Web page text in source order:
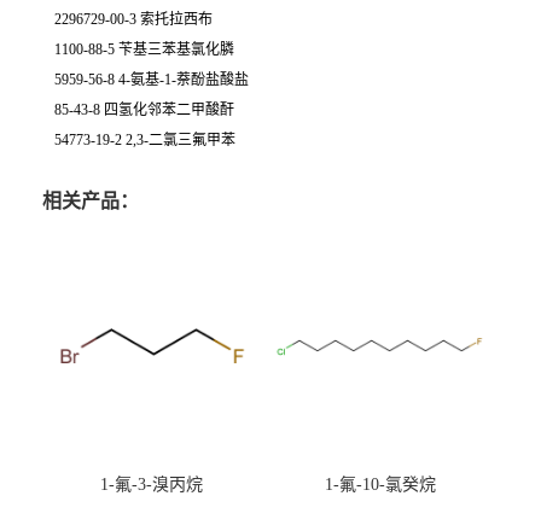
2296729-00-3 索托拉西布
1100-88-5 苄基三苯基氯化膦
5959-56-8 4-氨基-1-萘酚盐酸盐
85-43-8 四氢化邻苯二甲酸酐
54773-19-2 2,3-二氯三氟甲苯
相关产品：
1-氟-3-溴丙烷 1-氟-10-氯癸烷